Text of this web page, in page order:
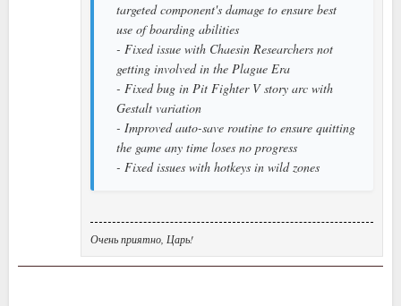
targeted component's damage to ensure best
use of boarding abilities
- Fixed issue with Chaesin Researchers not
getting involved in the Plague Era
- Fixed bug in Pit Fighter V story arc with
Gestalt variation
- Improved auto-save routine to ensure quitting
the game any time loses no progress
- Fixed issues with hotkeys in wild zones
Очень приятно, Царь!